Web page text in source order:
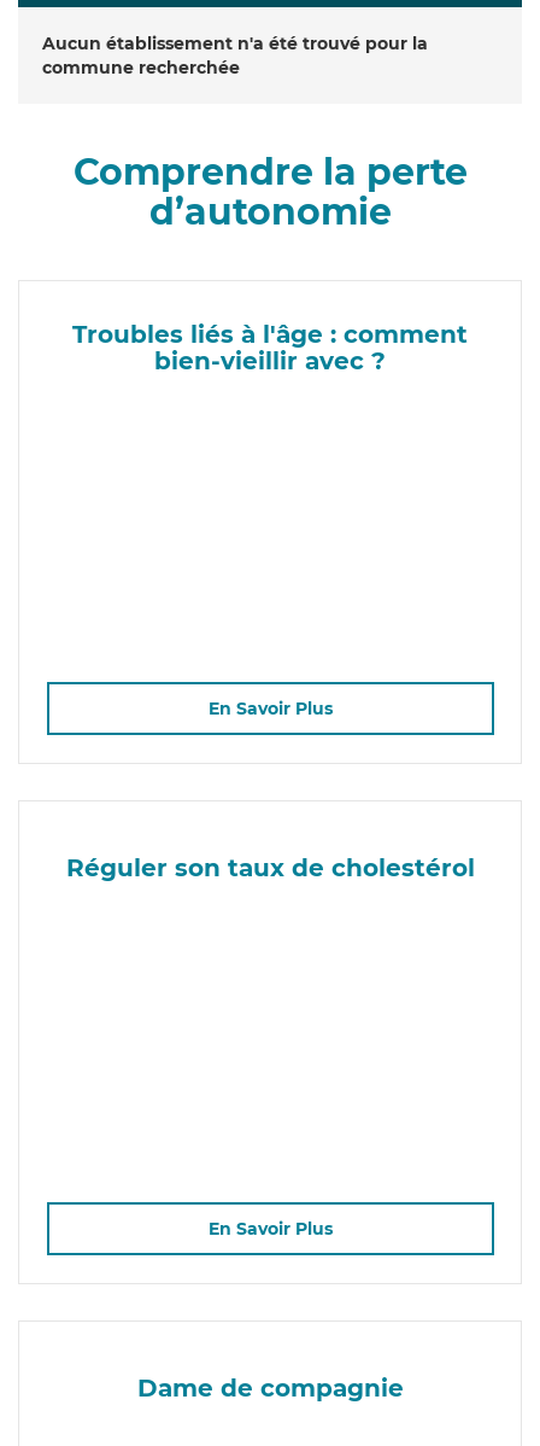
Aucun établissement n'a été trouvé pour la
commune recherchée
Comprendre la perte
d’autonomie
Troubles liés à l'âge : comment
bien-vieillir avec ?
En Savoir Plus
Réguler son taux de cholestérol
En Savoir Plus
Dame de compagnie